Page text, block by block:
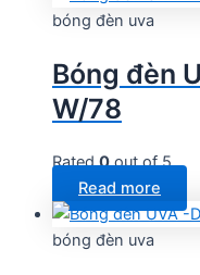
bóng đèn uva
Bóng đèn
W/78
Rated0out of 5
Read more
bóng đèn uva